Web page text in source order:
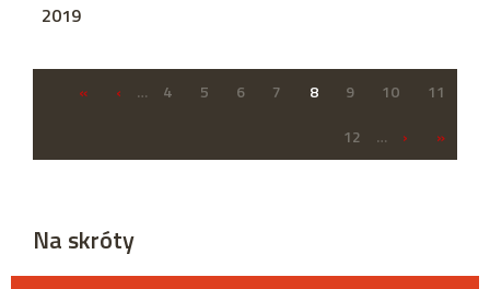
2019
« ‹ … 4 5 6 7 8 9 10
11
12
… › »
Na skróty